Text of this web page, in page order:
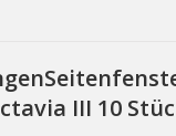
III 10